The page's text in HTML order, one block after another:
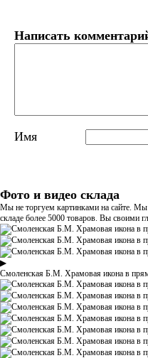
Написать
Имя
Фото и видео склада
Мы не торгуем картинками на сайте.
складе более 5000 товаров. Вы своими
▶
Смоленская Б.М. Храмовая икона в